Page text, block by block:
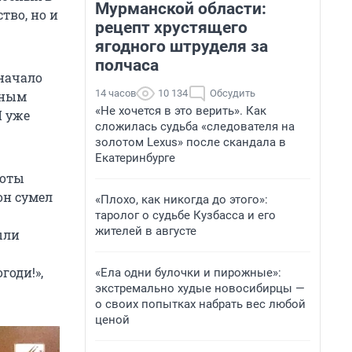
но и
уже
сумел
Мурманской области:
рецепт хрустящего
ягодного штруделя за
полчаса
14 часов 10 134 Обсудить
«Не хочется в это верить». Как
сложилась судьба «следователя на
золотом Lexus» после скандала в
Екатеринбурге
«Плохо, как никогда до этого»:
таролог о судьбе Кузбасса и его
жителей в августе
«Ела одни булочки и пирожные»:
экстремально худые новосибирцы —
о своих попытках набрать вес любой
ценой